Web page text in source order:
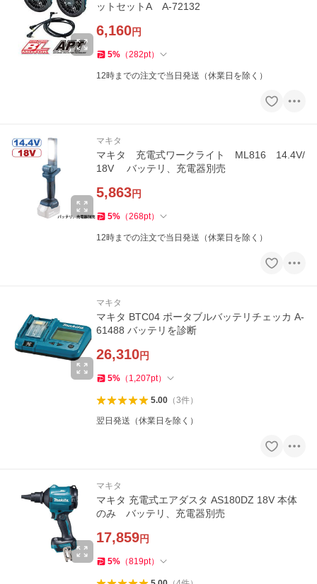
ットセットA A-72132
6,160円
5% （282pt）
12時までの注文で当日発送（休業日を除く）
マキタ
マキタ 充電式ワークライト ML816 14.4V/
18V バッテリ、充電器別売
5,863円
5% （268pt）
12時までの注文で当日発送（休業日を除く）
マキタ
マキタ BTC04 ポータブルバッテリチェッカ A-
61488 バッテリを診断
26,310円
5% （ 1,207pt）
5.00（3件）
翌日発送（休業日を除く）
マキタ
マキタ 充電式エアダスタ AS180DZ 18V 本体
のみ バッテリ、充電器別売
17,859円
5% （819pt）